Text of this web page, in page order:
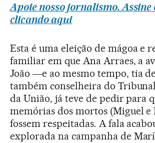
Apoie nosso jornalismo. Assine
clicando aqui
Esta é uma eleição de mágoa e
familiar em que Ana Arraes, a
João ―e ao mesmo tempo, tia
também conselheira do
da União, já teve de pedir para
memórias dos mortos (Miguel e
fossem respeitadas. A fala
explorada na campanha de